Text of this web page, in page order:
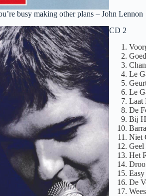
busy making other plans – John Lennon
CD 2
Le
Le
Laat
De
Bij
Niet
Geel
Het
Easy
De